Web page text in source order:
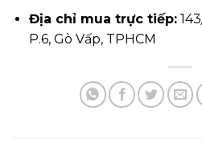
Địa chỉ mua trực tiếp:
P.6, Gò Vấp, TPHCM